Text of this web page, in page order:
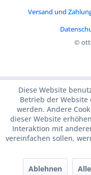
Versand und
©
Diese Website
Betrieb der
werden. Andere
dieser Website
Interaktion mit
vereinfachen sollen,
Ablehnen